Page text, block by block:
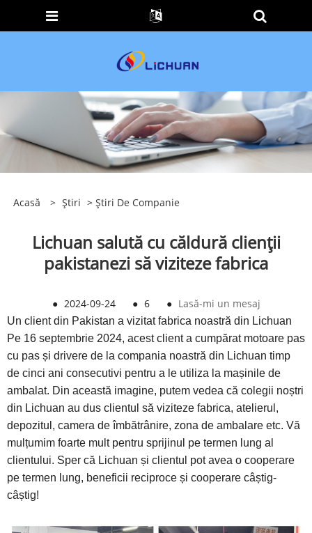
Acasă > Ştiri > Știri De Companie
Lichuan salută cu căldură clienții
pakistanezi să viziteze fabrica
● 2024-09-24 ● 6 ● Lasă-mi un mesaj
Un client din Pakistan a vizitat fabrica noastră din Lichuan
Pe 16 septembrie 2024, acest client a cumpărat motoare pas
cu pas și drivere de la compania noastră din Lichuan timp
de cinci ani consecutivi pentru a le utiliza la mașinile de
ambalat. Din această imagine, putem vedea că colegii noștri
din Lichuan au dus clientul să viziteze fabrica, atelierul,
depozitul, camera de îmbătrânire, zona de ambalare etc. Vă
mulțumim foarte mult pentru sprijinul pe termen lung al
clientului. Sper că Lichuan și clientul pot avea o cooperare
pe termen lung, beneficii reciproce și cooperare câștig-
câștig!